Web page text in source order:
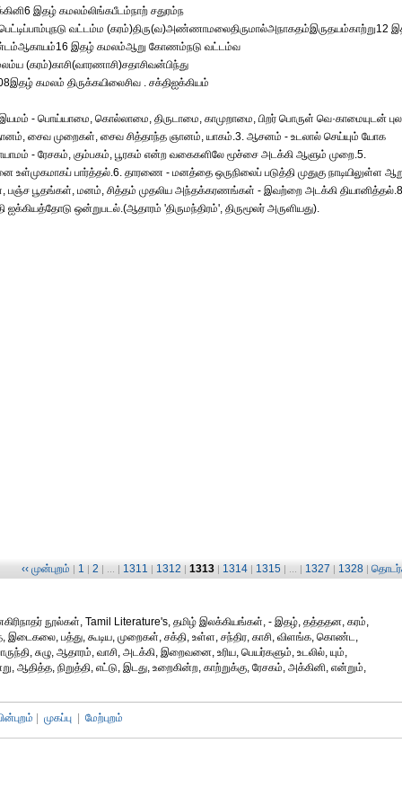
இதழ் கமலம்லிங்கபீடம்நாற் சதுரம்ந
வட்டம்ம (கரம்)திரு(வ)அண்ணாமலைதிருமால்அநாகதம்இருதயம்காற்று12
இதழ் கமலம்ஆறு கோணம்நடு வட்டம்வ
(கரம்)காசி(வாரணாசி)சதாசிவன்பிந்து
கமலம் திருக்கயிலைசிவ . சக்திஐக்கியம்
- பொய்யாமை, கொல்லாமை, திருடாமை, காமுறாமை, பிறர் பொருள் வெ·காமையுடன்
சைவ முறைகள், சைவ சித்தாந்த ஞானம், யாகம்.3. ஆசனம் - உடலால் செய்யும் யோக
- ரேசகம், கும்பகம், பூரகம் என்ற வகைகளிலே மூச்சை அடக்கி ஆளும் முறை.5.
உள்முகமாகப் பார்த்தல்.6. தாரணை - மனத்தை ஒருநிலைப் படுத்தி முதுகு நாடியிலுள்ள
பஞ்ச பூதங்கள், மனம், சித்தம் முதலிய அந்தக்கரணங்கள் - இவற்றை அடக்கி
ஒன்றுபடல்.(ஆதாரம் 'திருமந்திரம்', திருமூலர் அருளியது).
‹‹ முன்புறம் | 1 | 2 | ... | 1311 | 1312 | 1313 | 1314 | 1315 | ... | 1327 | 1328 |
நூல்கள், Tamil Literature's, தமிழ் இலக்கியங்கள், - இதழ், தத்ததன, கரம்,
இடைகலை, பத்து, கூடிய, முறைகள், சக்தி, உள்ள, சந்திர, காசி, விளங்க, கொண்ட,
சுழு, ஆதாரம், வாசி, அடக்கி, இறைவனை, உரிய, பெயர்களும், உடலில், யும்,
ஆதித்த, நிறுத்தி, எட்டு, இடது, உறைகின்ற, காற்றுக்கு, ரேசகம், அக்கினி, என்றும்,
முகப்பு மேற்புறம்